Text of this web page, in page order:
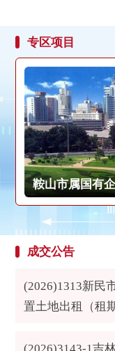
专区项目
鞍山市属国有
成交公告